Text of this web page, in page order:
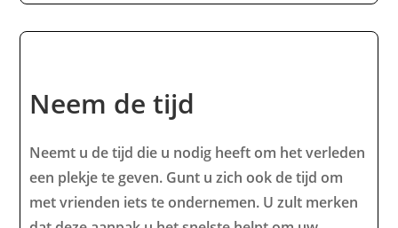
Neem de tijd
Neemt u de tijd die u nodig heeft om het verleden
een plekje te geven. Gunt u zich ook de tijd om
met vrienden iets te ondernemen. U zult merken